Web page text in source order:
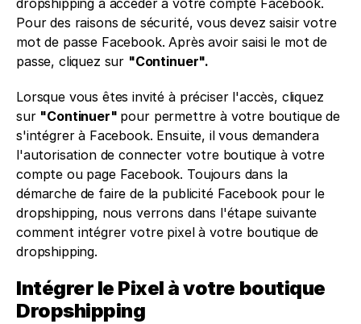
dropshipping à accéder à votre compte Facebook.
Pour des raisons de sécurité, vous devez saisir votre
mot de passe Facebook. Après avoir saisi le mot de
passe, cliquez sur "Continuer".
Lorsque vous êtes invité à préciser l'accès, cliquez
sur "Continuer" pour permettre à votre boutique de
s'intégrer à Facebook. Ensuite, il vous demandera
l'autorisation de connecter votre boutique à votre
compte ou page Facebook. Toujours dans la
démarche de faire de la publicité Facebook pour le
dropshipping, nous verrons dans l'étape suivante
comment intégrer votre pixel à votre boutique de
dropshipping.
Intégrer le Pixel à votre boutique
Dropshipping